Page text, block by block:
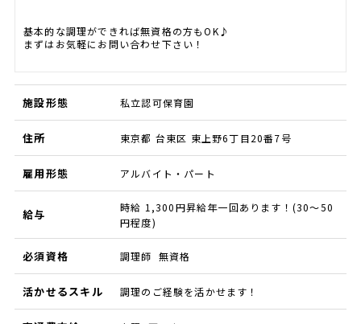
基本的な調理ができれば無資格の方もOK♪
まずはお気軽にお問い合わせ下さい！
施設形態 私立認可保育園
住所 東京都 台東区 東上野6丁目20番7号
雇用形態 アルバイト・パート
給与
時給 1,300円昇給年一回あります！(30～50
円程度)
必須資格 調理師 無資格
活かせるスキル 調理のご経験を活かせます！